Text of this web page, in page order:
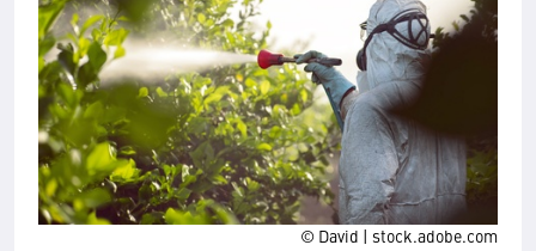
© David | stock.adobe.com